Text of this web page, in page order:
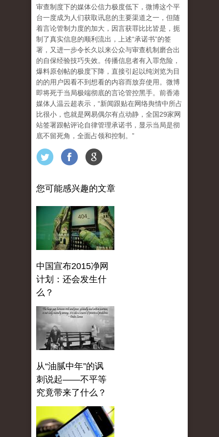
审查制度下的媒体公信力极度低下，微博这个平
台一度成为人们获取讯息的主要渠道之一，但随
着言论管制力度的加大，因言获罪比比皆是，扼
制了真实信息的顺利流出，上述“承诺书”的签
署，又进一步令长久以来公众与审查机制磨合出
的自保经验技巧失效。传播信息者有入罪危险，
爆料原创帖的极度下降，直接引起以纯浏览为目
的的用户因看不到想看的内容而放弃使用。微博
即将死于当局极端彻底的言论管控黑手。前香港
媒体人温云超表示，“新闻跟贴在网络舆情中所占
比很小，也就是网易偶尔有点动静，全国29家网
站签署跟帖评论自律管理承诺书，显示当局是彻
底不留死角，全面占领和控制。”
您可能感兴趣的文章
中国宣布2015净网
计划：还会发生什
么？
从“油腻中年”的讽
刺说起——不平等
究竟带来了什么？